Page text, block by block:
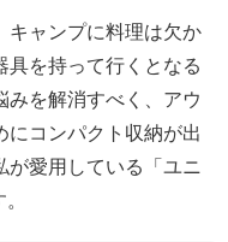
キャンプに料理は欠か
具を持って行くとなる
みを解消すべく、アウ
にコンパクト収納が出
が愛用している「ユニ